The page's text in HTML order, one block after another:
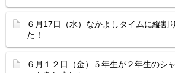
６月17日（水）なかよしタイムに縦割
た！
６月１２日（金）５年生が２年生のシ